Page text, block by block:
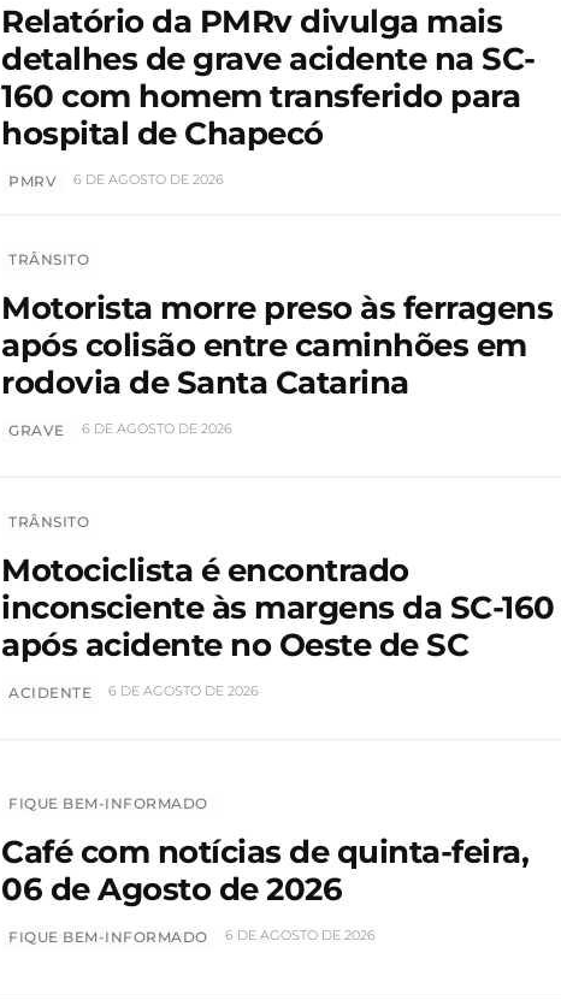
Relatório da PMRv divulga mais
detalhes de grave acidente na SC-
160 com homem transferido para
hospital de Chapecó
PMRV 6 DE AGOSTO DE 2026
TRÂNSITO
Motorista morre preso às ferragens
após colisão entre caminhões em
rodovia de Santa Catarina
GRAVE 6 DE AGOSTO DE 2026
TRÂNSITO
Motociclista é encontrado
inconsciente às margens da SC-160
após acidente no Oeste de SC
ACIDENTE 6 DE AGOSTO DE 2026
FIQUE BEM-INFORMADO
Café com notícias de quinta-feira,
06 de Agosto de 2026
FIQUE BEM-INFORMADO 6 DE AGOSTO DE 2026